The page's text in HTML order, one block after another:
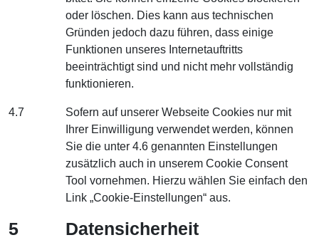
oder löschen. Dies kann aus technischen
Gründen jedoch dazu führen, dass einige
Funktionen unseres Internetauftritts
beeinträchtigt sind und nicht mehr vollständig
funktionieren.
4.7
Sofern auf unserer Webseite Cookies nur mit
Ihrer Einwilligung verwendet werden, können
Sie die unter 4.6 genannten Einstellungen
zusätzlich auch in unserem Cookie Consent
Tool vornehmen. Hierzu wählen Sie einfach den
Link „Cookie-Einstellungen“ aus.
5 Datensicherheit